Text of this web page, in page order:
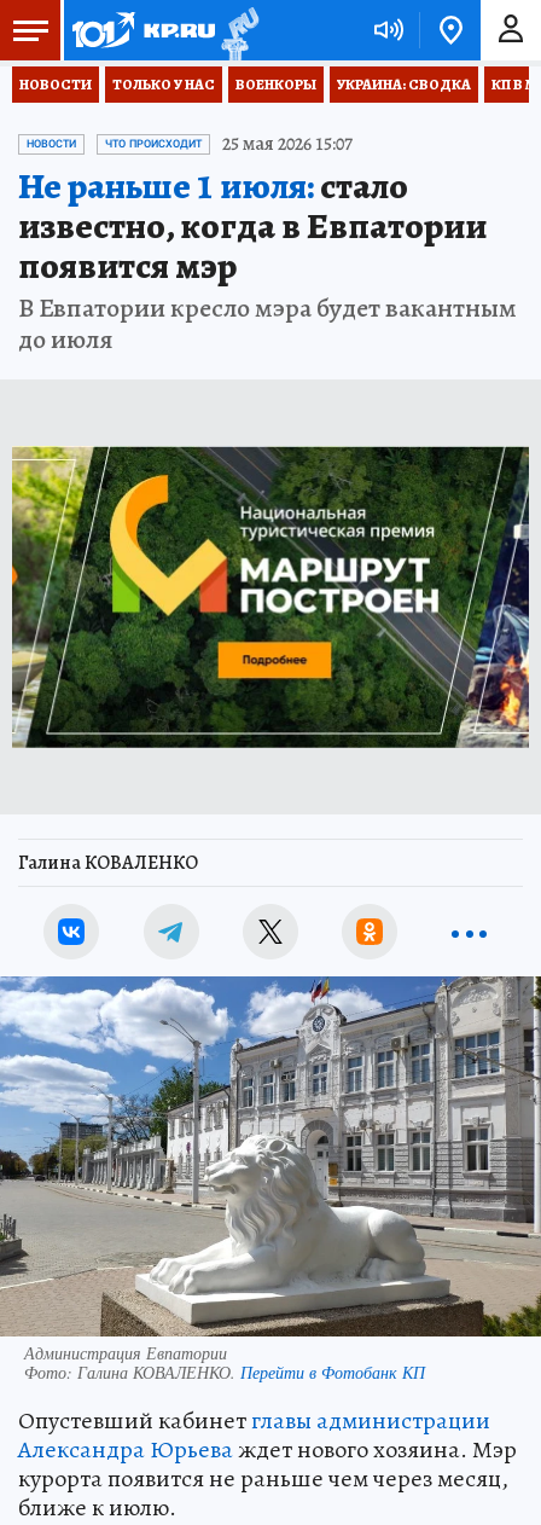
НОВОСТИ ТОЛЬКО У НАС ВОЕНКОРЫ УКРАИНА: СВОДКА КП В
НОВОСТИ ЧТО ПРОИСХОДИТ 25 мая 2026 15:07
Не раньше 1 июля:стало
известно, когда в Евпатории
появится мэр
В Евпатории кресло мэра будет вакантным
до июля
Галина КОВАЛЕНКО
Администрация Евпатории
Фото: Галина КОВАЛЕНКО. Перейти в Фотобанк КП
Опустевший кабинетглавы администрации
Александра Юрьеваждет нового хозяина. Мэр
курорта появится не раньше чем через месяц,
ближе к июлю.